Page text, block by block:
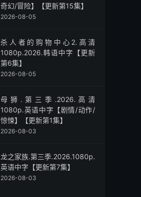
奇幻/冒险】【更新第15集】
2026-08-05
杀人者的购物中心2.高清
1080p.2026.韩语中字【更新
第6集】
2026-08-05
母狮.第三季.2026.高清
1080p.英语中字【剧情/动作/
惊悚】【更新第1集】
2026-08-03
龙之家族.第三季.2026.1080p.
英语中字【更新第7集】
2026-08-03